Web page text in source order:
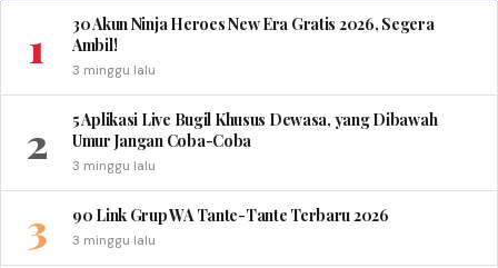
1
30 Akun Ninja Heroes New Era Gratis 2026, Segera
Ambil!
3 minggu lalu
2
5 Aplikasi Live Bugil Khusus Dewasa, yang Dibawah
Umur Jangan Coba-Coba
3 minggu lalu
3 90 Link Grup WA Tante-Tante Terbaru 2026
3 minggu lalu